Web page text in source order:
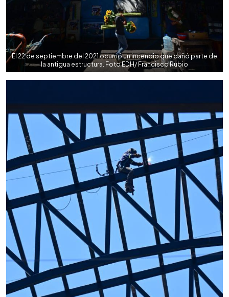
El 22 de septiembre del 2021 ocurrió un incendio que dañó parte de
la antigua estructura. Foto EDH/ Francisco Rubio